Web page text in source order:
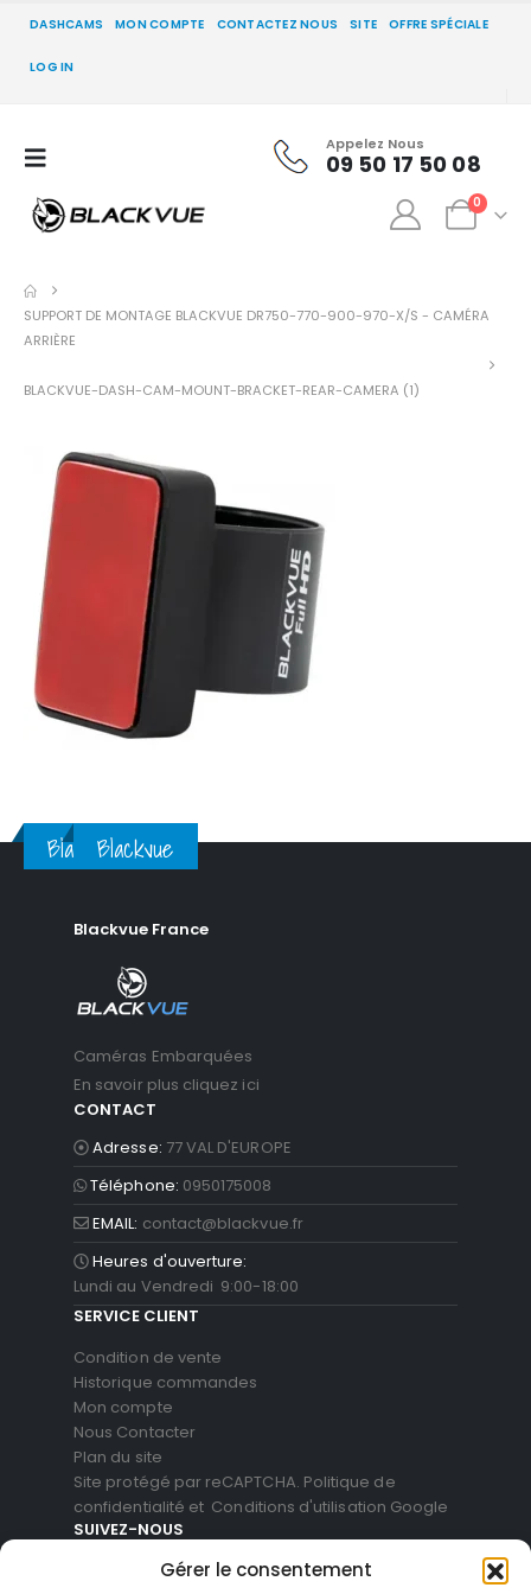
Gérer le consentement
DASHCAMS MON COMPTE CONTACTEZ NOUS SITE OFFRE SPÉCIALE
LOG IN
Appelez Nous
09 50 17 50 08
0
SUPPORT DE MONTAGE BLACKVUE DR750-770-900-970-X/S - CAMÉRA
ARRIÈRE
BLACKVUE-DASH-CAM-MOUNT-BRACKET-REAR-CAMERA (1)
BlackvueBlackvue
Blackvue France
Caméras Embarquées
En savoir plus cliquez ici
CONTACT
Adresse: 77 VAL D'EUROPE
Téléphone: 0950175008
EMAIL: contact@blackvue.fr
Heures d'ouverture:
Lundi au Vendredi 9:00-18:00
SERVICE CLIENT
Condition de vente
Historique commandes
Mon compte
Nous Contacter
Plan du site
Site protégé par reCAPTCHA. Politique de
confidentialité et Conditions d'utilisation Google
SUIVEZ-NOUS